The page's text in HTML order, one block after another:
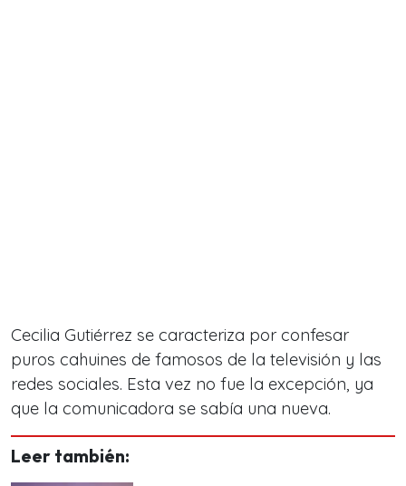
Cecilia Gutiérrez se caracteriza por confesar
puros cahuines de famosos de la televisión y las
redes sociales. Esta vez no fue la excepción, ya
que la comunicadora se sabía una nueva.
Leer también: